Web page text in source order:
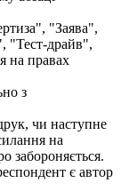
"Заява",
"Тест-драйв",
на правах
з
чи наступне
на
забороняється.
є автор